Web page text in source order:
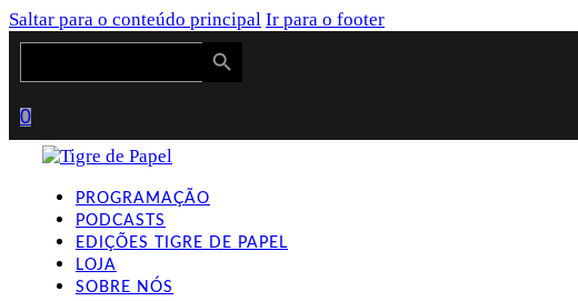
Saltar para o conteúdo principal Ir para o footer
Search
Search Button
0
PROGRAMAÇÃO
PODCASTS
EDIÇÕES TIGRE DE PAPEL
LOJA
SOBRE NÓS